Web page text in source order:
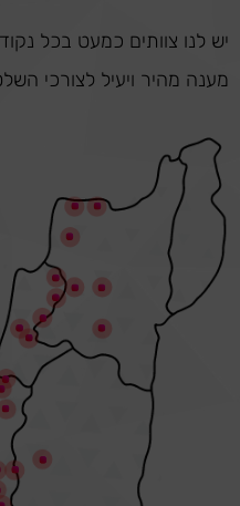
יש לנו צוותים כמעט בכל
מענה מהיר ויעיל לצורכי